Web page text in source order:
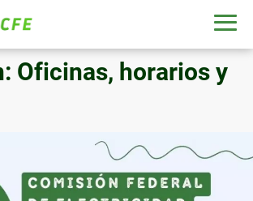
Oficinas, horarios y